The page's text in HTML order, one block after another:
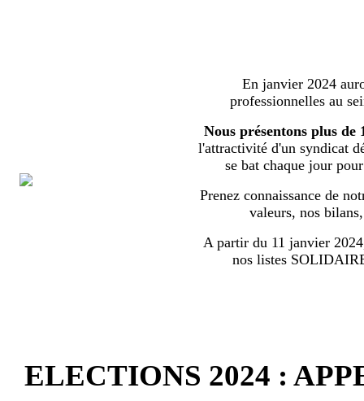
En janvier 2024
professionnelles au
Nous présentons plus de
l'attractivité d'un syndicat
se bat chaque jour
Prenez connaissance de
valeurs, nos
A partir du 11 janvier
nos listes
ELECTIONS 2024 :